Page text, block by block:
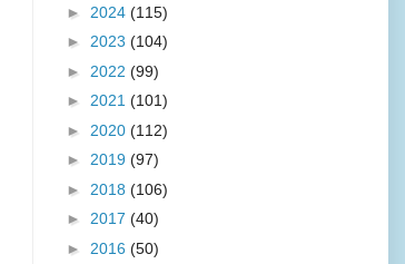
► 2024 (115)
► 2023 (104)
► 2022 (99)
► 2021 (101)
► 2020 (112)
► 2019 (97)
► 2018 (106)
► 2017 (40)
► 2016 (50)